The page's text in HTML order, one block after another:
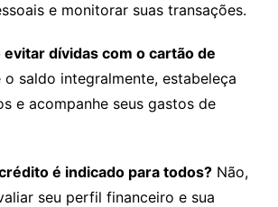
e monitorar suas transações.
evitar dívidas com o cartão de
saldo integralmente, estabeleça
e acompanhe seus gastos de
é indicado para todos?Não,
seu perfil financeiro e sua